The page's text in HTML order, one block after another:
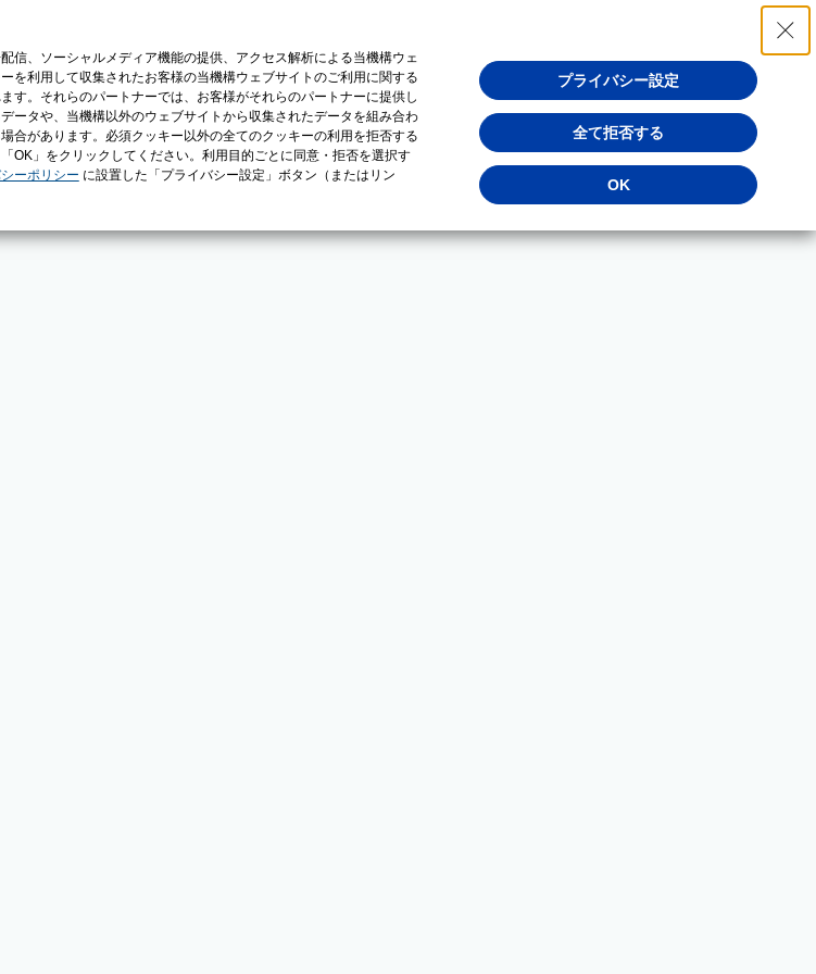
信、ソーシャルメディア機能の提供、アクセス解析による当機構ウェ
を利用して収集されたお客様の当機構ウェブサイトのご利用に関する
す。それらのパートナーでは、お客様がそれらのパートナーに提供し
ータや、当機構以外のウェブサイトから収集されたデータを組み合わ
合があります。必須クッキー以外の全てのクッキーの利用を拒否する
OK」をクリックしてください。利用目的ごとに同意・拒否を選択す
ーポリシー に設置した「プライバシー設定」ボタン（またはリン
プライバシー設定
全て拒否する
OK